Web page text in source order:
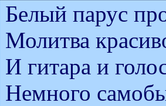
Белый парус
Молитва
И гитара и
Немного